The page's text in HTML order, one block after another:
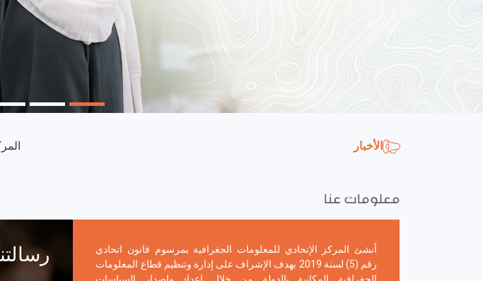
الأخبار المركز
معلومات عنا
أنشئ المركز الإتحادي للمعلومات الجغرافية بمرسوم قانون اتحادي
رقم (5) لسنة 2019 بهدف الإشراف على إدارة وتنظيم قطاع المعلومات
رؤيتنا